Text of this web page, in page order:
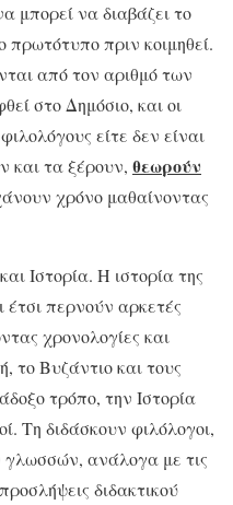
μπορεί να διαβάζει το
πριν κοιμηθεί.
από τον αριθμό των
στο Δημόσιο, και οι
είτε δεν είναι
και τα ξέρουν, θεωρούν
χρόνο μαθαίνοντας
Ιστορία. Η ιστορία της
έτσι περνούν αρκετές
χρονολογίες και
το Βυζάντιο και τους
τρόπο, την Ιστορία
Τη διδάσκουν φιλόλογοι,
γλωσσών, ανάλογα με τις
διδακτικού